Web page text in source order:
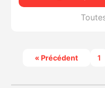
« Précédent 1